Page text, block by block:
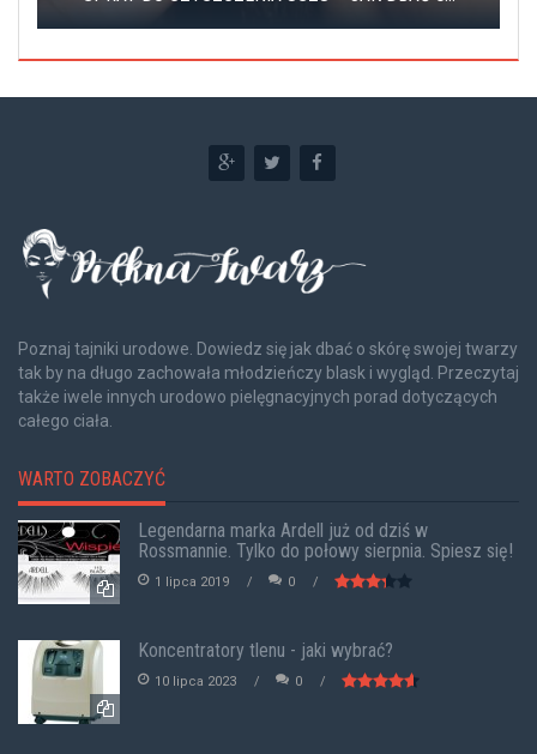
Poznaj tajniki urodowe. Dowiedz się jak dbać o skórę swojej twarzy
tak by na długo zachowała młodzieńczy blask i wygląd. Przeczytaj
także iwele innych urodowo pielęgnacyjnych porad dotyczących
całego ciała.
WARTO ZOBACZYĆ
Legendarna marka Ardell już od dziś w
Rossmannie. Tylko do połowy sierpnia. Spiesz się!
1 lipca 2019 0
Koncentratory tlenu - jaki wybrać?
10 lipca 2023 0